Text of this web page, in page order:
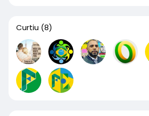
Curtiu (8)